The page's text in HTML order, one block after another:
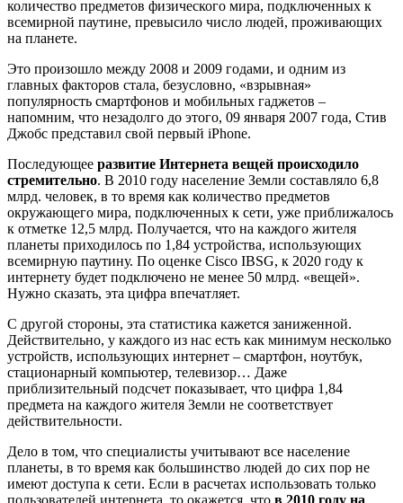
количество предметов физического мира, подключенных к
всемирной паутине, превысило число людей, проживающих
на планете.
Это произошло между 2008 и 2009 годами, и одним из
главных факторов стала, безусловно, «взрывная»
популярность смартфонов и мобильных гаджетов –
напомним, что незадолго до этого, 09 января 2007 года, Стив
Джобс представил свой первый iPhone.
Последующее развитие Интернета вещей происходило
стремительно. В 2010 году население Земли составляло 6,8
млрд. человек, в то время как количество предметов
окружающего мира, подключенных к сети, уже приближалось
к отметке 12,5 млрд. Получается, что на каждого жителя
планеты приходилось по 1,84 устройства, использующих
всемирную паутину. По оценке Cisco IBSG, к 2020 году к
интернету будет подключено не менее 50 млрд. «вещей».
Нужно сказать, эта цифра впечатляет.
С другой стороны, эта статистика кажется заниженной.
Действительно, у каждого из нас есть как минимум несколько
устройств, использующих интернет – смартфон, ноутбук,
стационарный компьютер, телевизор… Даже
приблизительный подсчет показывает, что цифра 1,84
предмета на каждого жителя Земли не соответствует
действительности.
Дело в том, что специалисты учитывают все население
планеты, в то время как большинство людей до сих пор не
имеют доступа к сети. Если в расчетах использовать только
пользователей интернета, то окажется, что в 2010 году на